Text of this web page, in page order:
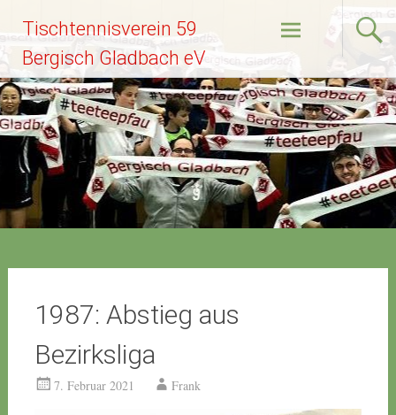
springen
Tischtennisverein 59
Bergisch Gladbach eV
1987: Abstieg aus
Bezirksliga
7. Februar 2021 Frank